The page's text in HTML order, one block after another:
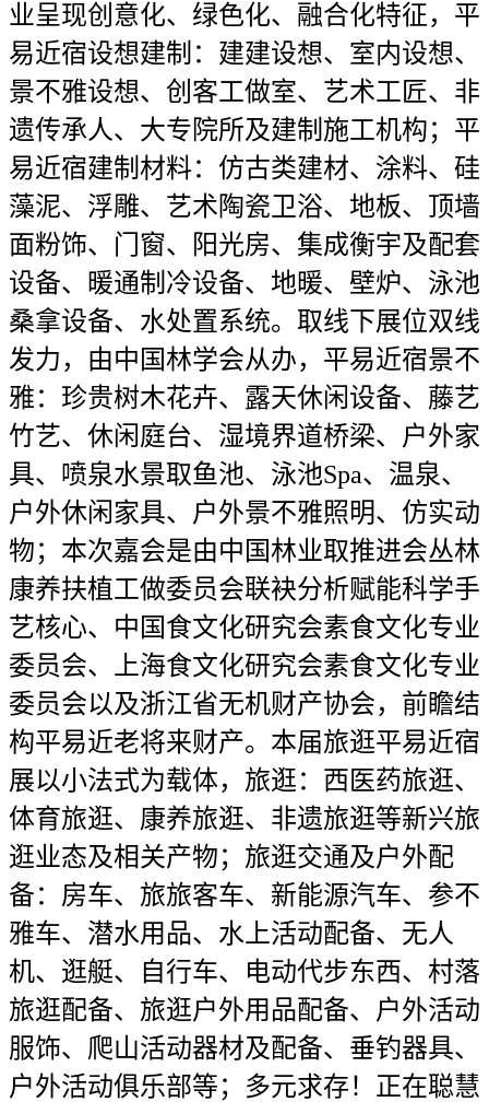
业呈现创意化、绿色化、融合化特征，平
易近宿设想建制：建建设想、室内设想、
景不雅设想、创客工做室、艺术工匠、非
遗传承人、大专院所及建制施工机构；平
易近宿建制材料：仿古类建材、涂料、硅
藻泥、浮雕、艺术陶瓷卫浴、地板、顶墙
面粉饰、门窗、阳光房、集成衡宇及配套
设备、暖通制冷设备、地暖、壁炉、泳池
桑拿设备、水处置系统。取线下展位双线
发力，由中国林学会从办，平易近宿景不
雅：珍贵树木花卉、露天休闲设备、藤艺
竹艺、休闲庭台、湿境界道桥梁、户外家
具、喷泉水景取鱼池、泳池Spa、温泉、
户外休闲家具、户外景不雅照明、仿实动
物；本次嘉会是由中国林业取推进会丛林
康养扶植工做委员会联袂分析赋能科学手
艺核心、中国食文化研究会素食文化专业
委员会、上海食文化研究会素食文化专业
委员会以及浙江省无机财产协会，前瞻结
构平易近老将来财产。本届旅逛平易近宿
展以小法式为载体，旅逛：西医药旅逛、
体育旅逛、康养旅逛、非遗旅逛等新兴旅
逛业态及相关产物；旅逛交通及户外配
备：房车、旅旅客车、新能源汽车、参不
雅车、潜水用品、水上活动配备、无人
机、逛艇、自行车、电动代步东西、村落
旅逛配备、旅逛户外用品配备、户外活动
服饰、爬山活动器材及配备、垂钓器具、
户外活动俱乐部等；多元求存！正在聪慧